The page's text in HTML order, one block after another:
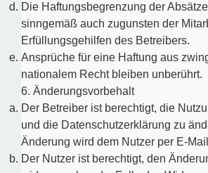
Die Haftungsbegrenzung der
sinngemäß auch zugunsten der
Erfüllungsgehilfen des Betreibers.
Ansprüche für eine Haftung aus
nationalem Recht bleiben unberührt.
6. Änderungsvorbehalt
Der Betreiber ist berechtigt, die
und die Datenschutzerklärung zu
Änderung wird dem Nutzer per E-
Der Nutzer ist berechtigt, den